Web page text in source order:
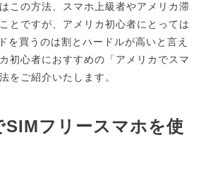
この方法、スマホ上級者やアメリカ滞
とですが、アメリカ初心者にとっては
を買うのは割とハードルが高いと言え
初心者におすすめの「アメリカでスマ
をご紹介いたします。
SIMフリースマホを使